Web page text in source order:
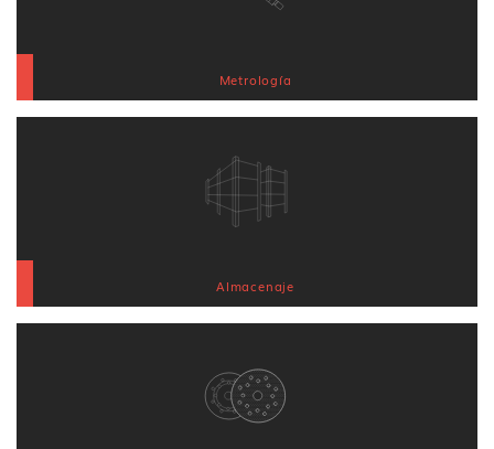
Metrología
Almacenaje